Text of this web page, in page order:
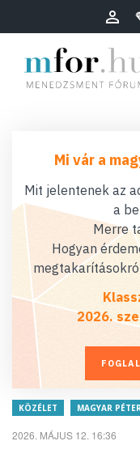
Mi vár a
Mit jelentenek az
a
Merre
Hogyan
2026.
KÖZÉLET MAGYAR
2026. MÁJUS 12. 16:36